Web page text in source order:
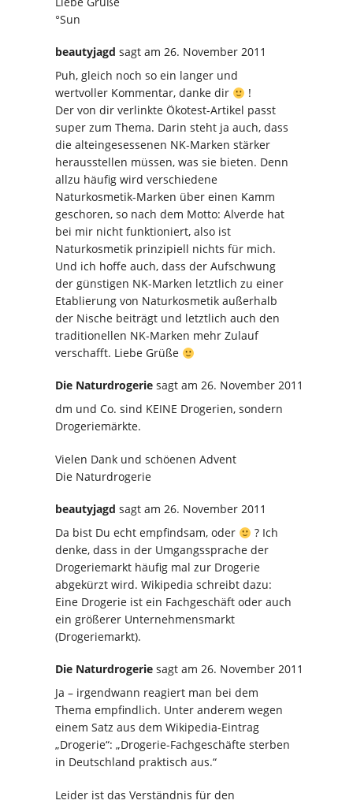
°Sun
beautyjagd sagt am 26. November 2011
Puh, gleich noch so ein langer und
wertvoller Kommentar, danke dir
!
Der von dir verlinkte Ökotest-Artikel passt
super zum Thema. Darin steht ja auch, dass
die alteingesessenen NK-Marken stärker
herausstellen müssen, was sie bieten. Denn
allzu häufig wird verschiedene
Naturkosmetik-Marken über einen Kamm
geschoren, so nach dem Motto: Alverde hat
bei mir nicht funktioniert, also ist
Naturkosmetik prinzipiell nichts für mich.
Und ich hoffe auch, dass der Aufschwung
der günstigen NK-Marken letztlich zu einer
Etablierung von Naturkosmetik außerhalb
der Nische beiträgt und letztlich auch den
traditionellen NK-Marken mehr Zulauf
verschafft. Liebe Grüße
Die Naturdrogerie sagt am 26. November 2011
dm und Co. sind KEINE Drogerien, sondern
Drogeriemärkte.
Vielen Dank und schöenen Advent
Die Naturdrogerie
beautyjagd sagt am 26. November 2011
Da bist Du echt empfindsam, oder
? Ich
denke, dass in der Umgangssprache der
Drogeriemarkt häufig mal zur Drogerie
abgekürzt wird. Wikipedia schreibt dazu:
Eine Drogerie ist ein Fachgeschäft oder auch
ein größerer Unternehmensmarkt
(Drogeriemarkt).
Die Naturdrogerie sagt am 26. November 2011
Ja – irgendwann reagiert man bei dem
Thema empfindlich. Unter anderem wegen
einem Satz aus dem Wikipedia-Eintrag
„Drogerie“: „Drogerie-Fachgeschäfte sterben
in Deutschland praktisch aus.“
Leider ist das Verständnis für den